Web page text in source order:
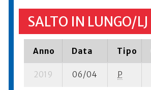
SALTO IN LUNGO/LJ
Anno Data Tipo
2019 06/04 P